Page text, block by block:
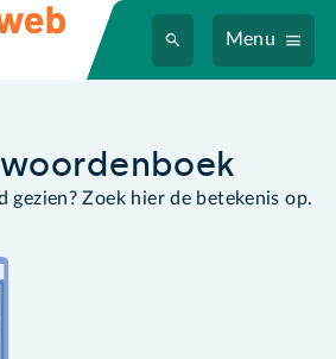
Menu
gezien? Zoek hier de betekenis op.